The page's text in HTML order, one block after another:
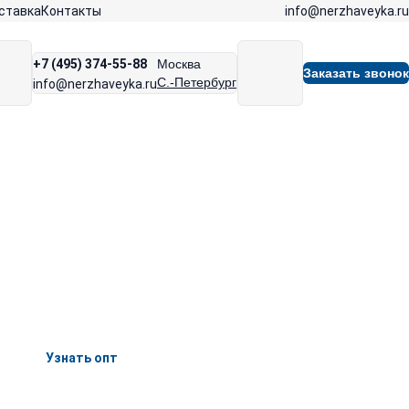
Контакты info@nerzhaveyka.ru
+7 (495) 374-55-88
info@nerzhaveyka.ru
Москва
С.-Петербург
Заказать звонок
Узнать опт